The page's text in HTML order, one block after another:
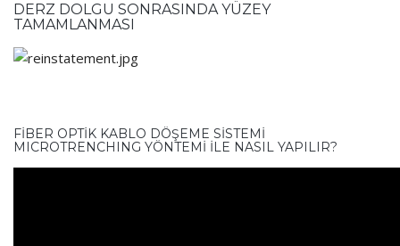
DERZ DOLGU SONRASINDA YÜZEY
TAMAMLANMASI
FİBER OPTİK KABLO DÖŞEME SİSTEMİ
MICROTRENCHING YÖNTEMİ İLE NASIL YAPILIR?